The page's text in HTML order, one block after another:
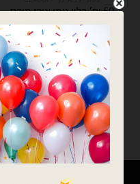
50 יח׳ בלון גומי אורז מיקס
צבעי פסטל
61.00
כמות של 50 יח׳ בלון גומי אורז מיקס צבעי פסטל
הוספה לסל